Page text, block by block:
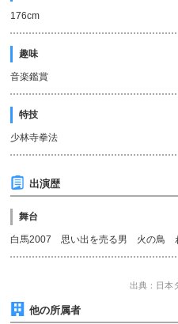
176cm
趣味
音楽鑑賞
特技
少林寺拳法
出演歴
舞台
白馬2007 思い出を売る男 火の鳥
出典：日本
他の所属者